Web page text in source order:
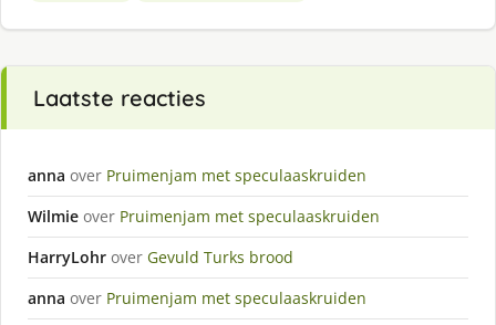
Laatste reacties
anna over Pruimenjam met speculaaskruiden
Wilmie over Pruimenjam met speculaaskruiden
HarryLohr over Gevuld Turks brood
anna over Pruimenjam met speculaaskruiden